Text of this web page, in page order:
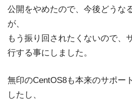
公開をやめたので、今後どうな
が、
もう振り回されたくないので、
行する事にしました。
無印のCentOS8も本来のサポー
したし、